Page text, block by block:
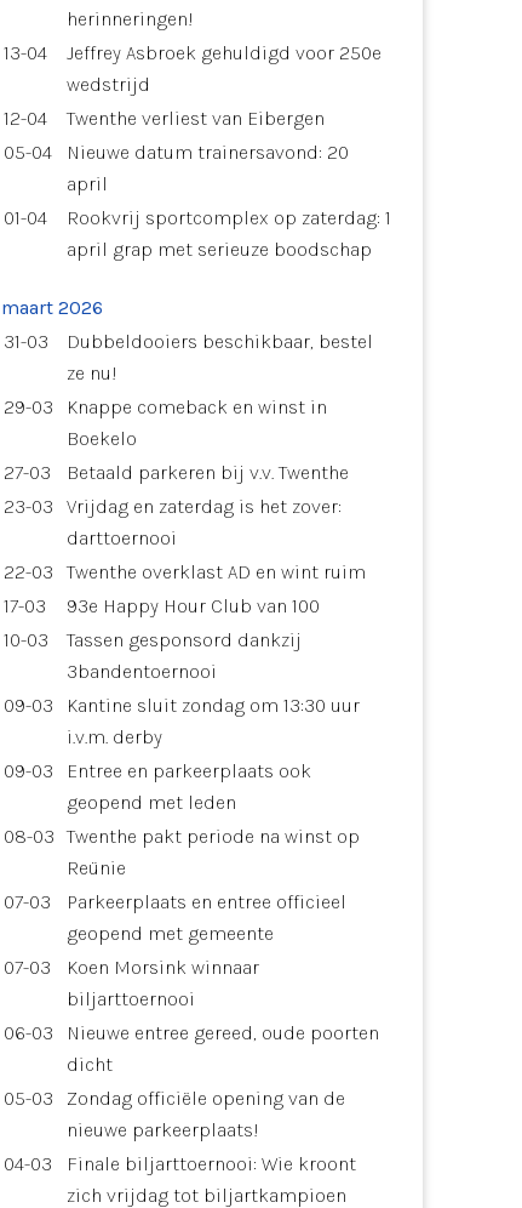
herinneringen!
13-04
Jeffrey Asbroek gehuldigd voor 250e
wedstrijd
12-04
Twenthe verliest van Eibergen
05-04
Nieuwe datum trainersavond: 20
april
01-04
Rookvrij sportcomplex op zaterdag: 1
april grap met serieuze boodschap
maart 2026
31-03
Dubbeldooiers beschikbaar, bestel
ze nu!
29-03
Knappe comeback en winst in
Boekelo
27-03
Betaald parkeren bij v.v. Twenthe
23-03
Vrijdag en zaterdag is het zover:
darttoernooi
22-03
Twenthe overklast AD en wint ruim
17-03
93e Happy Hour Club van 100
10-03
Tassen gesponsord dankzij
3bandentoernooi
09-03
Kantine sluit zondag om 13:30 uur
i.v.m. derby
09-03
Entree en parkeerplaats ook
geopend met leden
08-03 Twenthe pakt periode na winst op
Reünie
07-03
Parkeerplaats en entree officieel
geopend met gemeente
07-03
Koen Morsink winnaar
biljarttoernooi
06-03
Nieuwe entree gereed, oude poorten
dicht
05-03
Zondag officiële opening van de
nieuwe parkeerplaats!
04-03
Finale biljarttoernooi: Wie kroont
zich vrijdag tot biljartkampioen